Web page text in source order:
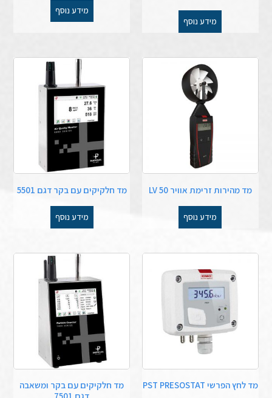
מידע נוסף
מידע נוסף
מד מהירות זרימת אוויר LV 50
מידע נוסף
מד חלקיקים עם בקר דגם 5501
מידע נוסף
מד לחץ הפרשי PST PRESOSTAT
מד חלקיקים עם בקר ומשאבה